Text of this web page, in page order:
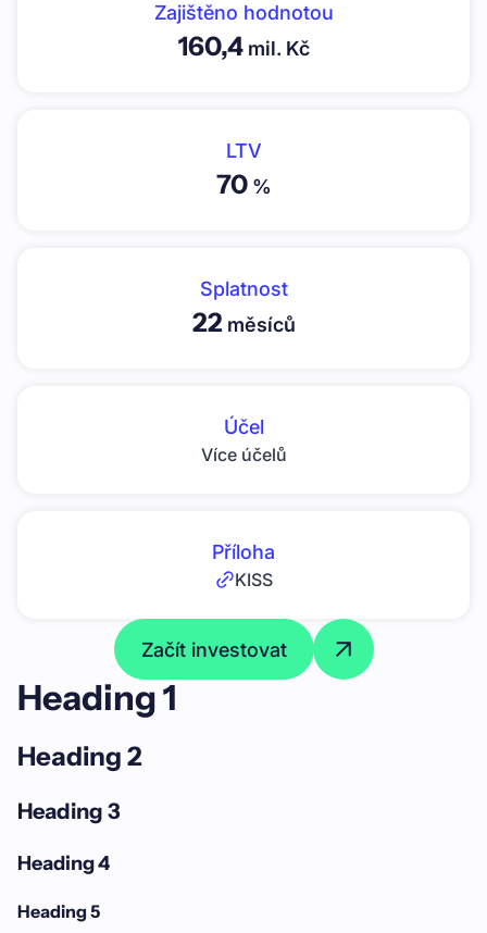
Zajištěno hodnotou
160,4mil. Kč
LTV
70%
Splatnost
22měsíců
Účel
Více účelů
Příloha
KISS
Začít investovat
Heading 1
Heading 2
Heading 3
Heading 4
Heading 5